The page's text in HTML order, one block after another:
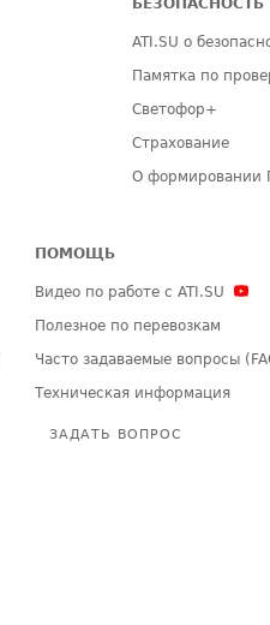
БЕЗОПАСНОСТЬ
ATI.SU о
Памятка по
Светофор+
Страхование
О формировании
ПОМОЩЬ
Видео по работе с ATI.SU
Полезное по перевозкам
Часто задаваемые вопросы
Техническая информация
ЗАДАТЬ ВОПРОС